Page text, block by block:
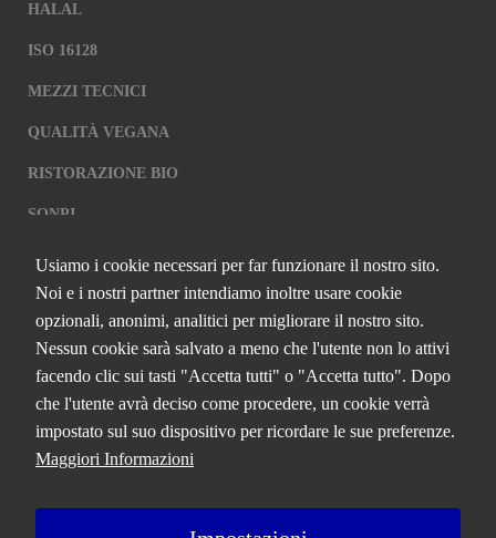
HALAL
ISO 16128
MEZZI TECNICI
QUALITÀ VEGANA
RISTORAZIONE BIO
SQNPI
QCERTIFICAZIONI S.R.L. A SOCIO
UNICO
Via Paolo Frajese, 37 – 53100 Siena
tel. +39 0577 327234 - fax +39 0577 329907 -
Capitale Sociale € 90.000,00 i.v.
Iscrizione Registro delle imprese di Siena n. 01273640522, REA n.
Usiamo i cookie necessari per far funzionare il nostro sito.
Noi e i nostri partner intendiamo inoltre usare cookie
opzionali, anonimi, analitici per migliorare il nostro sito.
Nessun cookie sarà salvato a meno che l'utente non lo attivi
facendo clic sui tasti "Accetta tutti" o "Accetta tutto". Dopo
che l'utente avrà deciso come procedere, un cookie verrà
impostato sul suo dispositivo per ricordare le sue preferenze.
Maggiori Informazioni